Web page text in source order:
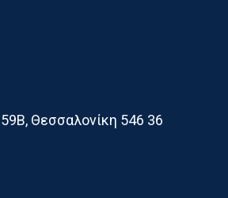
Θεσσαλονίκη 546 36